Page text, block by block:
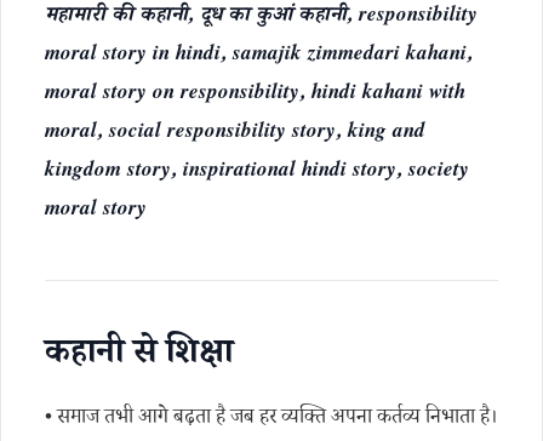
महामारी की कहानी, दूध का कुआं कहानी, responsibility
moral story in hindi, samajik zimmedari kahani,
moral story on responsibility, hindi kahani with
moral, social responsibility story, king and
kingdom story, inspirational hindi story, society
moral story
कहानी से शिक्षा
• समाज तभी आगे बढ़ता है जब हर व्यक्ति अपना कर्तव्य निभाता है।